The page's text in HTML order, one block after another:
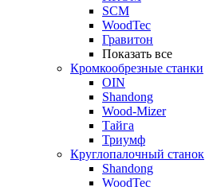
SCM
WoodTec
Гравитон
Показать все
Кромкообрезные станки
OIN
Shandong
Wood-Mizer
Тайга
Триумф
Круглопалочный станок
Shandong
WoodTec